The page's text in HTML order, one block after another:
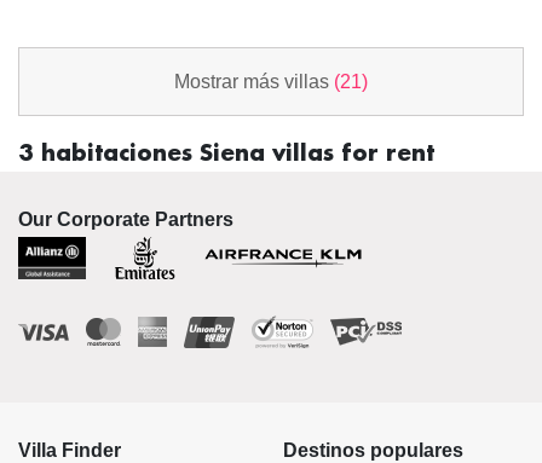
Mostrar más villas (21)
3 habitaciones Siena villas for rent
Our Corporate Partners
Villa Finder Destinos populares